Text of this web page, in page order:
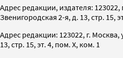
Адрес редакции, издателя: 123022,
Звенигородская 2-я, д. 13, стр. 15,
Адрес редакции: 123022, г. Москва,
13, стр. 15, эт. 4, пом. X, ком. 1